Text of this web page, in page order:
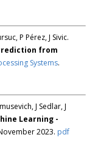
P Pérez, J Sivic.
from
Systems.
J Sedlar, J
Learning -
2023. pdf